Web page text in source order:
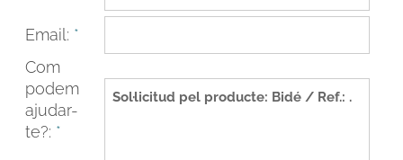
Email: *
Com
podem
ajudar-
te?: *